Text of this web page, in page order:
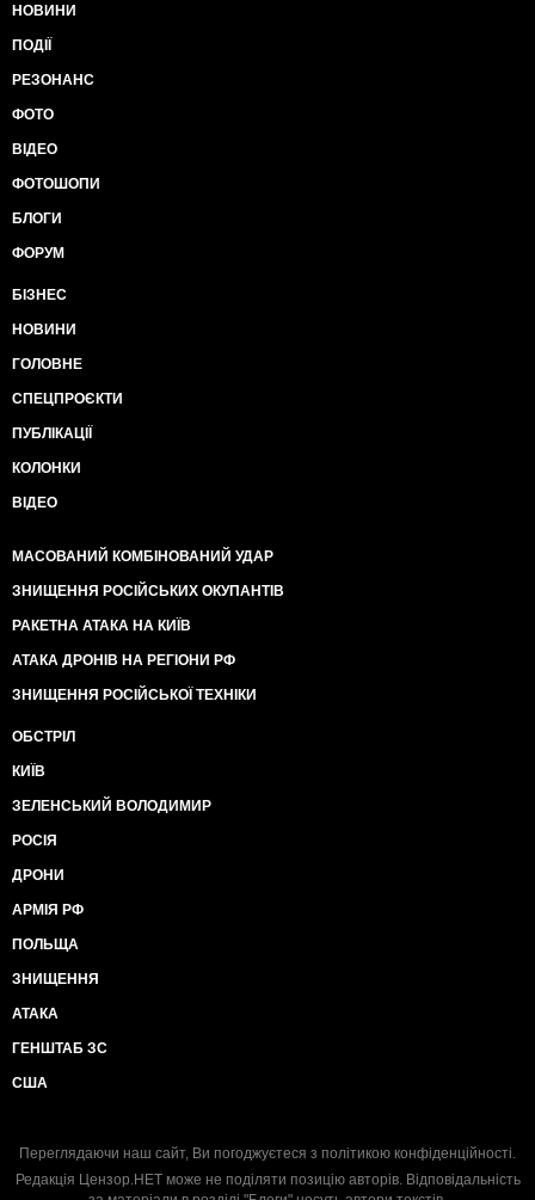
НОВИНИ
ПОДІЇ
РЕЗОНАНС
ФОТО
ВІДЕО
ФОТОШОПИ
БЛОГИ
ФОРУМ
БІЗНЕС
НОВИНИ
ГОЛОВНЕ
СПЕЦПРОЄКТИ
ПУБЛІКАЦІЇ
КОЛОНКИ
ВІДЕО
МАСОВАНИЙ КОМБІНОВАНИЙ УДАР
ЗНИЩЕННЯ РОСІЙСЬКИХ ОКУПАНТІВ
РАКЕТНА АТАКА НА КИЇВ
АТАКА ДРОНІВ НА РЕГІОНИ РФ
ЗНИЩЕННЯ РОСІЙСЬКОЇ ТЕХНІКИ
ОБСТРІЛ
КИЇВ
ЗЕЛЕНСЬКИЙ ВОЛОДИМИР
РОСІЯ
ДРОНИ
АРМІЯ РФ
ПОЛЬЩА
ЗНИЩЕННЯ
АТАКА
ГЕНШТАБ ЗС
США
Переглядаючи наш сайт, Ви погоджуєтеся з політикою конфіденційності.
Редакція Цензор.НЕТ може не поділяти позицію авторів. Відповідальність